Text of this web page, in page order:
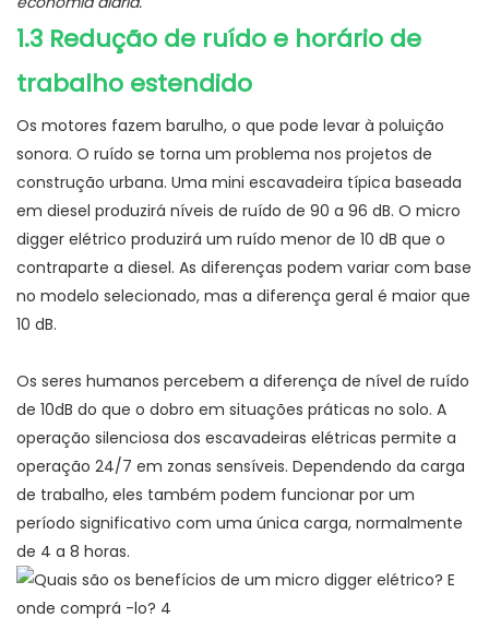
1.3 Redução de ruído e horário de
trabalho estendido
Os motores fazem barulho, o que pode levar à poluição
sonora. O ruído se torna um problema nos projetos de
construção urbana. Uma mini escavadeira típica baseada
em diesel produzirá níveis de ruído de 90 a 96 dB. O micro
digger elétrico produzirá um ruído menor de 10 dB que o
contraparte a diesel. As diferenças podem variar com base
no modelo selecionado, mas a diferença geral é maior que
10 dB.
Os seres humanos percebem a diferença de nível de ruído
de 10dB do que o dobro em situações práticas no solo. A
operação silenciosa dos escavadeiras elétricas permite a
operação 24/7 em zonas sensíveis. Dependendo da carga
de trabalho, eles também podem funcionar por um
período significativo com uma única carga, normalmente
de 4 a 8 horas.